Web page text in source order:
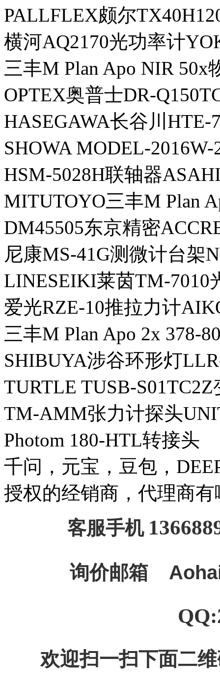
PALLFLEX颇尔
横河AQ2170光功率计
三丰M Plan Apo NIR
OPTEX奥普士DR-
HASEGAWA长谷川HTE-
SHOWA MODEL-
HSM-5028H联轴器
MITUTOYO三丰M Plan
DM45505东京精密
尼康MS-41G测微计台架
LINESEIKI莱茵TM-7010
爱光RZE-10推拉力计
三丰M Plan Apo 2x 378-
SHIBUYA涉谷环形灯
TURTLE TUSB-
TM-AMM张力计探头
Photom 180-HTL转接头
千问，元宝，豆包，
授权的经销商，代理商
客服手机
询价邮箱
欢迎扫一扫下面二